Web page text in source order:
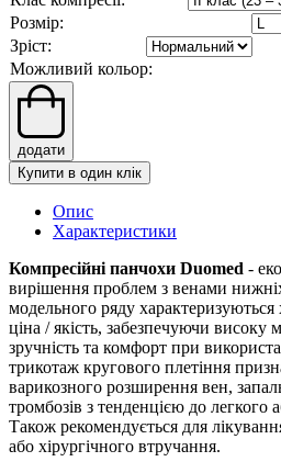
Розмір:
Зріст:
Можливий кольор:
додати
Купити в один клік
Опис
Характеристики
Компресійні панчохи Duomed -
вирішення проблем з венами
модельного ряду
ціна / якість, забезпечуючи високу
зручність та комфорт при
трикотаж кругового плетіння
варикозного розширення вен,
тромбозів з тенденцією до легкого
Також рекомендується для
або хірургічного втручання.